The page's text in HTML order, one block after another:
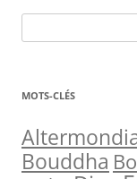
s
e
h
r
c
h
MOTS-CLÉS
Bouddha